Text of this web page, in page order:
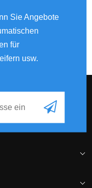
Sie Angebote
für
usw.